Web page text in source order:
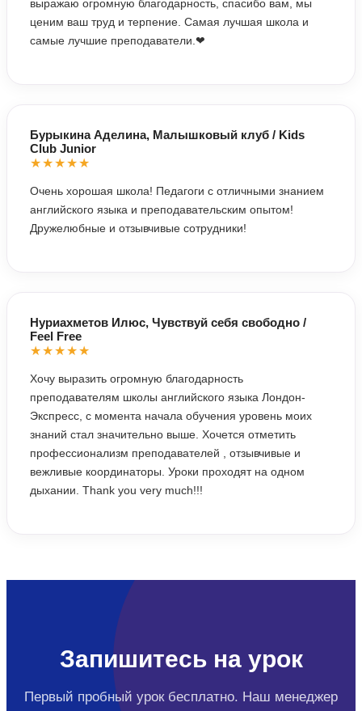
выражаю огромную благодарность, спасибо вам, мы
ценим ваш труд и терпение. Самая лучшая школа и
самые лучшие преподаватели.❤‍
Бурыкина Аделина, Малышковый клуб / Kids
Club Junior
★★★★★
Очень хорошая школа! Педагоги с отличными знанием
английского языка и преподавательским опытом!
Дружелюбные и отзывчивые сотрудники!
Нуриахметов Илюс, Чувствуй себя свободно /
Feel Free
★★★★★
Хочу выразить огромную благодарность
преподавателям школы английского языка Лондон-
Экспресс, с момента начала обучения уровень моих
знаний стал значительно выше. Хочется отметить
профессионализм преподавателей , отзывчивые и
вежливые координаторы. Уроки проходят на одном
дыхании. Thank you very much!!!
Запишитесь на урок
Первый пробный урок бесплатно. Наш менеджер